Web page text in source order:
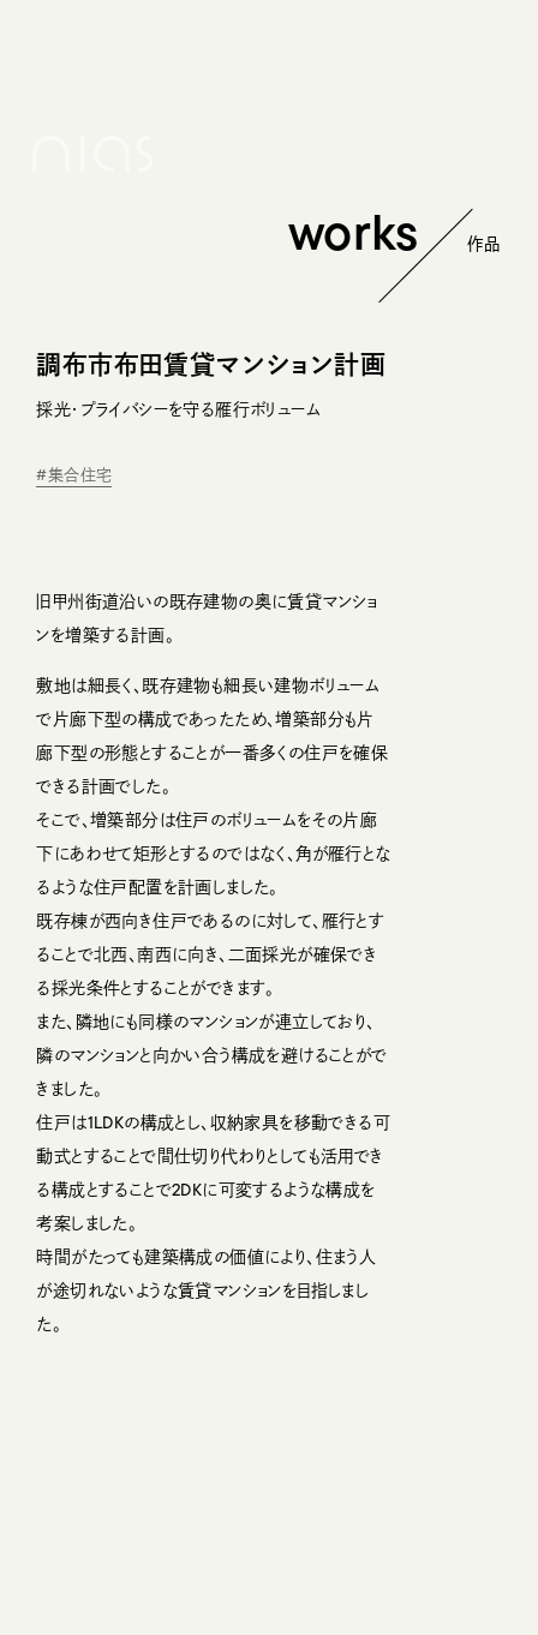
works
調布市布田賃貸マンション計画
採光・プライバシーを守る雁行ボリューム
#集合住宅
旧甲州街道沿いの既存建物の奥に賃貸マンショ
ンを増築する計画。
敷地は細長く、既存建物も細長い建物ボリューム
で片廊下型の構成であったため、増築部分も片
廊下型の形態とすることが一番多くの住戸を確保
できる計画でした。
そこで、増築部分は住戸のボリュームをその片廊
下にあわせて矩形とするのではなく、角が雁行とな
るような住戸配置を計画しました。
既存棟が西向き住戸であるのに対して、雁行とす
ることで北西、南西に向き、二面採光が確保でき
る採光条件とすることができます。
また、隣地にも同様のマンションが連立しており、
隣のマンションと向かい合う構成を避けることがで
きました。
住戸は1LDKの構成とし、収納家具を移動できる可
動式とすることで間仕切り代わりとしても活用でき
る構成とすることで2DKに可変するような構成を
考案しました。
時間がたっても建築構成の価値により、住まう人
が途切れないような賃貸マンションを目指しまし
た。